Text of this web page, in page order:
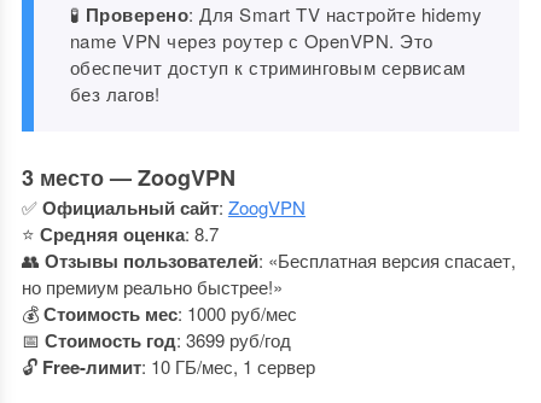
🧪 Проверено: Для Smart TV настройте hidemy
name VPN через роутер с OpenVPN. Это
обеспечит доступ к стриминговым сервисам
без лагов!
3 место — ZoogVPN
✅Официальный сайт: ZoogVPN
⭐ Средняя оценка: 8.7
👥 Отзывы пользователей: «Бесплатная версия спасает,
но премиум реально быстрее!»
💰Стоимость мес: 1000 руб/мес
📅 Стоимость год: 3699 руб/год
🔓 Free-лимит: 10 ГБ/мес, 1 сервер